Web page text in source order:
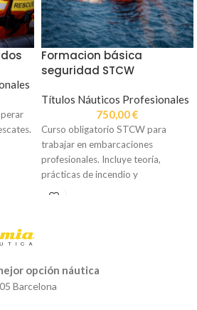
Formacion básica
seguridad STCW
Títulos Náuticos Profesionales
750,00€
Curso obligatorio STCW para
trabajar en embarcaciones
profesionales. Incluye teoría,
prácticas de incendio y
supervivencia, y tramitación del
opción náutica
Barcelona